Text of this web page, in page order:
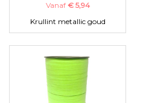
Vanaf € 5,94
Krullint metallic goud